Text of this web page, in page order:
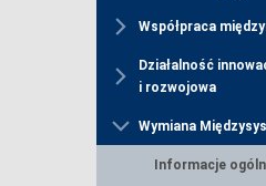
Współpraca
Działalność
i rozwojowa
Wymiana
Informacje